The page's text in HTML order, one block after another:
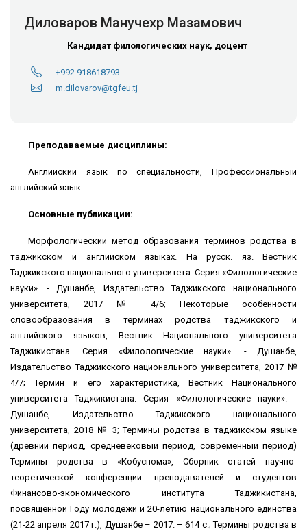
Диловаров Манучехр Мазамович
Кандидат филологических наук, доцент
+992 918618793
m.dilovarov@tgfeu.tj
Преподаваемые дисциплины:
Английский язык по специальности, Профессиональный
английский язык
Основные публикации:
Морфологический метод образования терминов родства в
таджикском и английском языках. На русск. яз. Вестник
Таджикского национального университета. Серия «Филологические
науки». - Душанбе, Издательство Таджикского национального
университета, 2017 № 4/6; Некоторые особенности
словообразования в терминах родства таджикского и
английского языков, Вестник Национального университета
Таджикистана. Серия «Филологические науки». - Душанбе,
Издательство Таджикского национального университета, 2017 №
4/7; Термин и его характеристика, Вестник Национального
университета Таджикистана. Серия «Филологические науки». -
Душанбе, Издательство Таджикского национального
университета, 2018 № 3; Термины родства в таджикском языке
(древний период, средневековый период, современный период)
Термины родства в «Кобуснома», Сборник статей научно-
теоретической конференции преподавателей и студентов
Финансово-экономического института Таджикистана,
посвященной Году молодежи и 20-летию национального единства
(21-22 апреля 2017 г.), Душанбе – 2017. – 614 с.; Термины родства в